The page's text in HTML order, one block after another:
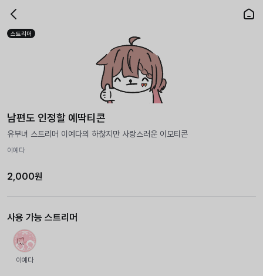
스트리머
남편도 인정할 예딱티콘
유부녀 스트리머 이예다의 하찮지만 사랑스러운 이모티콘
이예다
2,000원
사용 가능 스트리머
이예다